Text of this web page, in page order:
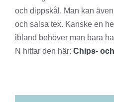
och dippskål. Man kan
och salsa tex. Kanske en
ibland behöver man bara
N hittar den här: Chips-